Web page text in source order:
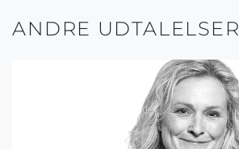
ANDRE UDTALELSER